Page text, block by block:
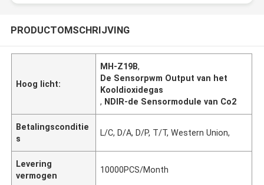
PRODUCTOMSCHRIJVING
Hoog licht:
MH-Z19B,
De Sensorpwm Output van het
Kooldioxidegas
, NDIR-de Sensormodule van Co2
Betalingsconditie
s
L/C, D/A, D/P, T/T, Western Union,
Levering
vermogen
10000PCS/Month